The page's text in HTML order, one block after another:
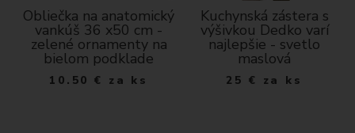
Obliečka na anatomický
vankúš 36 x50 cm -
zelené ornamenty na
bielom podklade
10.50 € za ks
Kuchynská zástera s
výšivkou Dedko varí
najlepšie - svetlo
maslová
25 € za ks